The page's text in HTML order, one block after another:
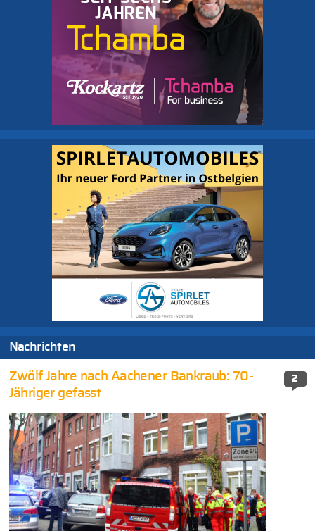
Nachrichten
2
Zwölf Jahre nach Aachener Bankraub: 70-
Jähriger gefasst